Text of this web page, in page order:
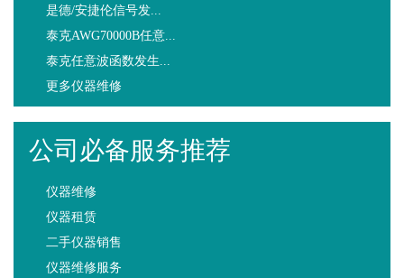
是德/安捷伦信号发...
泰克AWG70000B任意...
泰克任意波函数发生...
更多仪器维修
公司必备服务推荐
仪器维修
仪器租赁
二手仪器销售
仪器维修服务